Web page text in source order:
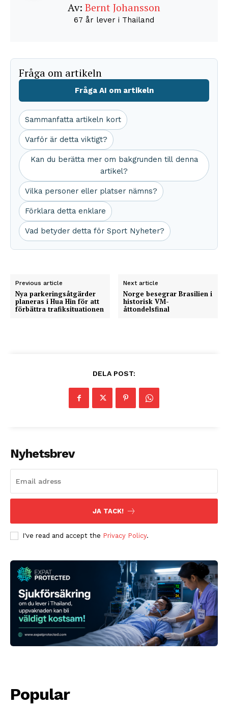
Av: Bernt Johansson
67 år lever i Thailand
Fråga om artikeln
Fråga AI om artikeln
Sammanfatta artikeln kort
Varför är detta viktigt?
Kan du berätta mer om bakgrunden till denna
artikel?
Vilka personer eller platser nämns?
Förklara detta enklare
Vad betyder detta för Sport Nyheter?
Previous article
Nya parkeringsåtgärder
planeras i Hua Hin för att
förbättra trafiksituationen
Next article
Norge besegrar Brasilien i
historisk VM-
åttondelsfinal
DELA POST:
Nyhetsbrev
JA TACK!
I've read and accept the Privacy Policy.
Popular